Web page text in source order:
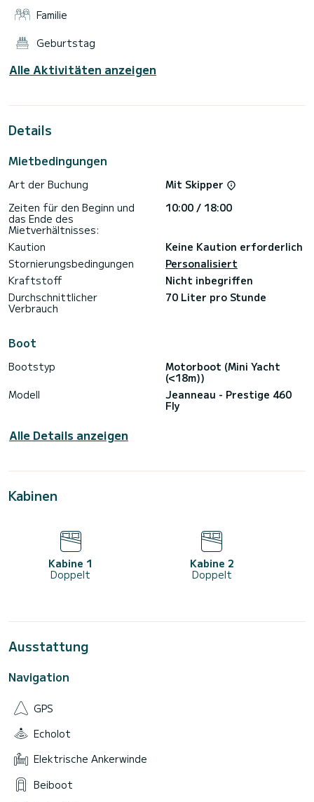
Familie
Geburtstag
Alle Aktivitäten anzeigen
Details
Mietbedingungen
Art der Buchung
Mit Skipper
Zeiten für den Beginn und
das Ende des
Mietverhältnisses:
10:00 / 18:00
Kaution
Keine Kaution erforderlich
Stornierungsbedingungen
Personalisiert
Kraftstoff
Nicht inbegriffen
Durchschnittlicher
Verbrauch
70 Liter pro Stunde
Boot
Bootstyp
Motorboot (Mini Yacht
(<18m))
Modell
Jeanneau - Prestige 460
Fly
Alle Details anzeigen
Kabinen
Kabine 1
Doppelt
Kabine 2
Doppelt
Ausstattung
Navigation
GPS
Echolot
Elektrische Ankerwinde
Beiboot